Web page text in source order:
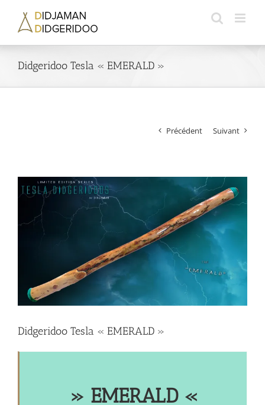
contenu
Didgeridoo Tesla « EMERALD »
Précédent Suivant
l'image
agrandie
Didgeridoo Tesla « EMERALD »
» EMERALD «